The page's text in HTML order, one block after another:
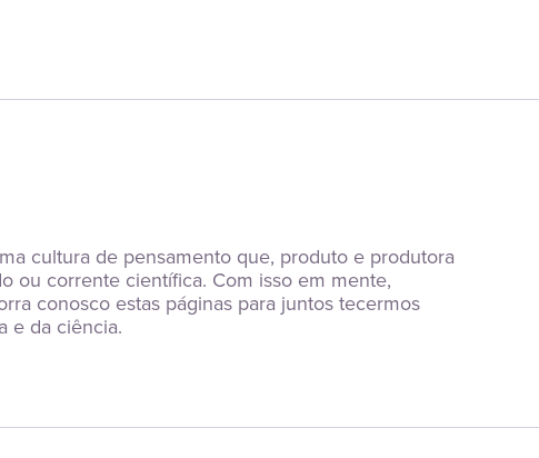
cultura de pensamento que, produto e produtora
ou corrente científica. Com isso em mente,
conosco estas páginas para juntos tecermos
e da ciência.